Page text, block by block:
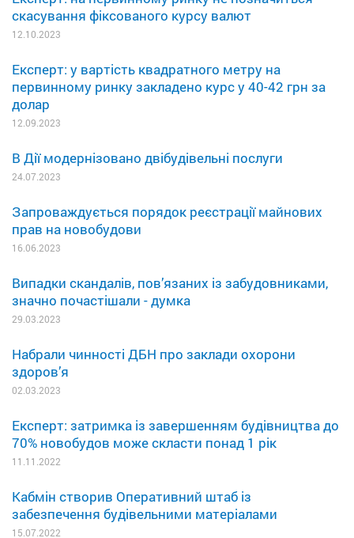
скасування фіксованого курсу валют
12.10.2023
Експерт: у вартість квадратного метру на
первинному ринку закладено курс у 40-42 грн за
долар
12.09.2023
В Дії модернізовано двібудівельні послуги
24.07.2023
Запроваждується порядок реєстрації майнових
прав на новобудови
16.06.2023
Випадки скандалів, пов’язаних із забудовниками,
значно почастішали - думка
29.03.2023
Набрали чинності ДБН про заклади охорони
здоров’я
02.03.2023
Експерт: затримка із завершенням будівництва до
70% новобудов може скласти понад 1 рік
11.11.2022
Кабмін створив Оперативний штаб із
забезпечення будівельними матеріалами
15.07.2022